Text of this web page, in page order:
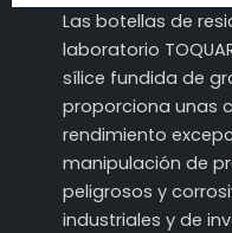
Las botellas de
laboratorio
sílice fundida de
proporciona unas
rendimiento
manipulación de
peligrosos y
industriales y de